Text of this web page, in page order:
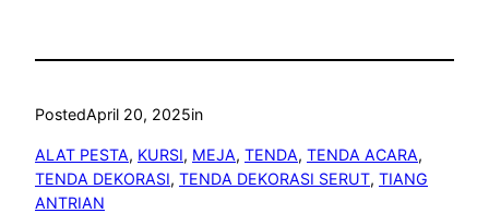
PostedApril 20, 2025in
ALAT PESTA, KURSI, MEJA, TENDA, TENDA ACARA
TENDA DEKORASI, TENDA DEKORASI SERUT, TIANG
ANTRIAN